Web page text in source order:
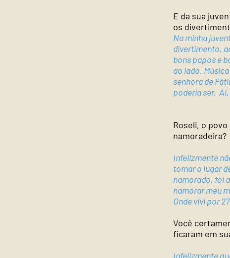
E da sua
os
Na minha
divertimento,
bons papos e
ao lado.
senhora de
poderia ser.
Roseli, o
namoradeira?
Infelizmente
tomar o lugar
namorado, foi
namorar meu
Onde vivi por
Você
ficaram em
Infelizmente